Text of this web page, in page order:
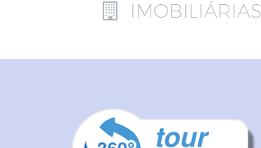
IMOBILIÁRIAS